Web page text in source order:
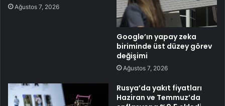
Ağustos 7, 2026
Google’ın yapay zeka
biriminde üst düzey görev
değişimi
Ağustos 7, 2026
Rusya’da yakıt fiyatları
Haziran ve Temmuz’da